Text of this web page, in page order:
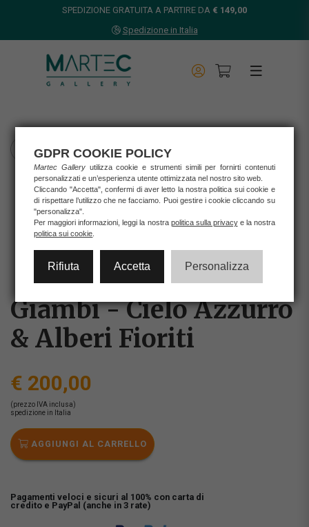
SPEDIZIONE GRATUITA A PARTIRE DA € 149,00
Spedizione in Italia
TORNA INDIETRO
Home
Opere d'arte
Opera unica
Giambi
GIAMBI - CIELO AZZURRO & ALBERI FIORITI
Giambi - Cielo Azzurro
& Alberi Fioriti
€ 200,00
(prezzo IVA inclusa)
spedizione in Italia
AGGIUNGI AL CARRELLO
Pagamenti veloci e sicuri al 100% con carta di
credito e PayPal (anche in 3 rate)
GDPR COOKIE POLICY
Martec Gallery utilizza cookie e strumenti simili per fornirti contenuti
personalizzati e un’esperienza utente ottimizzata nel nostro sito web.
Cliccando "Accetta", confermi di aver letto la nostra politica sui cookie e
di rispettare l’utilizzo che ne facciamo. Puoi gestire i cookie cliccando su
"personalizza".
Per maggiori informazioni, leggi la nostra politica sulla privacye la nostra
politica sui cookie.
Rifiuta Accetta Personalizza